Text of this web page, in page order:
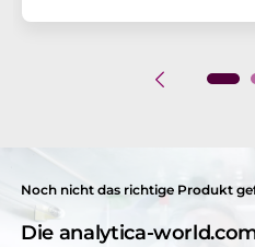
Noch nicht das richtige Produkt
Die analytica-